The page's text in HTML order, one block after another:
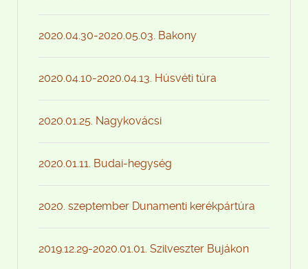
2020.04.30-2020.05.03. Bakony
2020.04.10-2020.04.13. Húsvéti túra
2020.01.25. Nagykovácsi
2020.01.11. Budai-hegység
2020. szeptember Dunamenti kerékpártúra
2019.12.29-2020.01.01. Szilveszter Bujákon